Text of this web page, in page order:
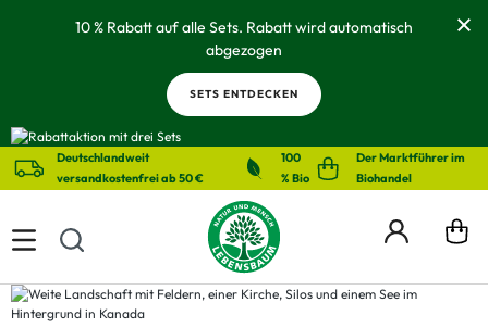
springen10 % Rabatt auf alle Sets. Rabatt wird automatisch
abgezogen
SETS ENTDECKEN
Deutschlandweit
versandkostenfrei ab 50 €
100
% Bio
Der Marktführer im
Biohandel